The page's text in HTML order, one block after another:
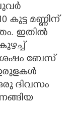
കുട്ട മണ്ണിന്
ഇതിൽ
ബേസ്
ഒരു ദിവസം